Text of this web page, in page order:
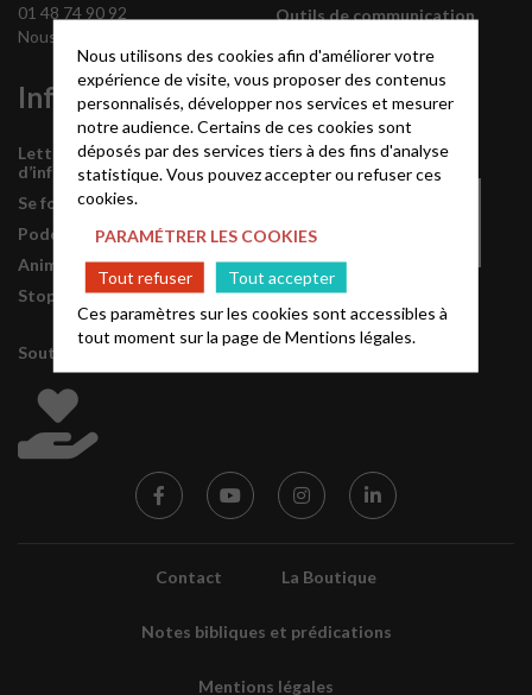
01 48 74 90 92
Nous contacter
Outils de communication
Tutoriels
Informations
Lettre mensuelle
d’information de l’EPUdF
Se former
Podcasts
Animation financière
Stop à la violence !
Soutenir l’Eglise
L’Eglise est
labellisée
Contact La Boutique
Notes bibliques et prédications
Mentions légales
Nous utilisons des cookies afin d'améliorer votre
expérience de visite, vous proposer des contenus
personnalisés, développer nos services et mesurer
notre audience. Certains de ces cookies sont
déposés par des services tiers à des fins d'analyse
statistique. Vous pouvez accepter ou refuser ces
cookies.
PARAMÉTRER LES COOKIES
Tout refuser
Tout accepter
Ces paramètres sur les cookies sont accessibles à
tout moment sur la page deMentions légales.